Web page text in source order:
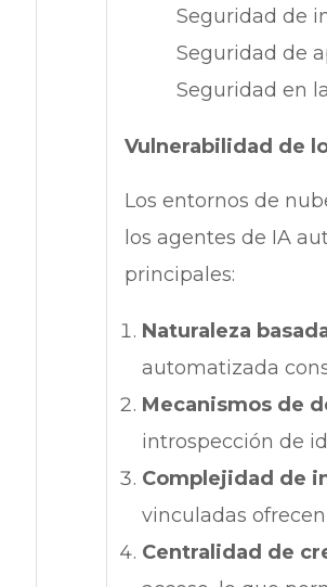
Seguridad de
Seguridad de
Seguridad en
Vulnerabilidad de
Los entornos de
los agentes de IA
principales:
Naturaleza
automatizada
Mecanismos de
introspección de
Complejidad de
vinculadas
Centralidad de